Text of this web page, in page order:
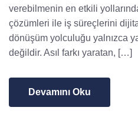
verebilmenin en etkili
çözümleri ile iş süreçlerini
dönüşüm yolculuğu yalnızca
değildir. Asıl farkı yaratan, […]
Devamını Oku